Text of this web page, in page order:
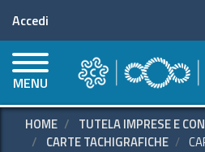
Menu profilo utente
Accedi
MENU
HOME
TUTELA IMPRESE E
CARTE TACHIGRAFICHE